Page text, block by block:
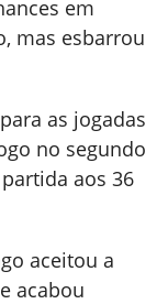
em
mas esbarrou
as jogadas
no segundo
aos 36
aceitou a
acabou